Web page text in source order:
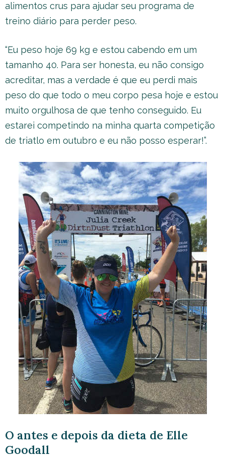
alimentos crus para ajudar seu programa de
treino diário para perder peso.
“Eu peso hoje 69 kg e estou cabendo em um
tamanho 40. Para ser honesta, eu não consigo
acreditar, mas a verdade é que eu perdi mais
peso do que todo o meu corpo pesa hoje e estou
muito orgulhosa de que tenho conseguido. Eu
estarei competindo na minha quarta competição
de triatlo em outubro e eu não posso esperar!”.
O antes e depois da dieta de Elle
Goodall